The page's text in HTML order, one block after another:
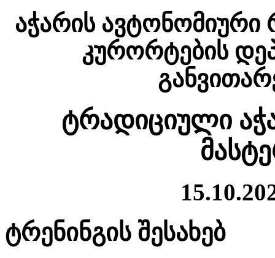
აჭარის ავტონომიური
კურორტების
ტრადიციული
ტრენინგის შესახებ